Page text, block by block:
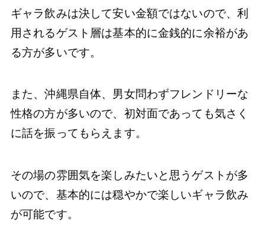
ギャラ飲みは決して安い金額ではないので、利
用されるゲスト層は基本的に金銭的に余裕があ
る方が多いです。
また、沖縄県自体、男女問わずフレンドリーな
性格の方が多いので、初対面であっても気さく
に話を振ってもらえます。
その場の雰囲気を楽しみたいと思うゲストが多
いので、基本的には穏やかで楽しいギャラ飲み
が可能です。